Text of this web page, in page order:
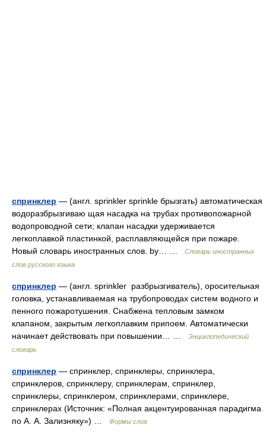
спринклер — (англ. sprinkler sprinkle брызгать) автоматическая
водоразбрызгиваю щая насадка на трубах противопожарной
водопроводной сети; клапан насадки удерживается
легкоплавкой пластинкой, расплавляющейся при пожаре.
Новый словарь иностранных слов. by… …
Словарь иностранных
слов русского языка
спринклер — (англ. sprinkler разбрызгиватель), оросительная
головка, устанавливаемая на трубопроводах систем водного и
пенного пожаротушения. Снабжена тепловым замком
клапаном, закрытым легкоплавким припоем. Автоматически
начинает действовать при повышении… …
Энциклопедический
словарь
спринклер — спринклер, спринклеры, спринклера,
спринклеров, спринклеру, спринклерам, спринклер,
спринклеры, спринклером, спринклерами, спринклере,
спринклерах (Источник: «Полная акцентуированная парадигма
по А. А. Зализняку») …
Формы слов